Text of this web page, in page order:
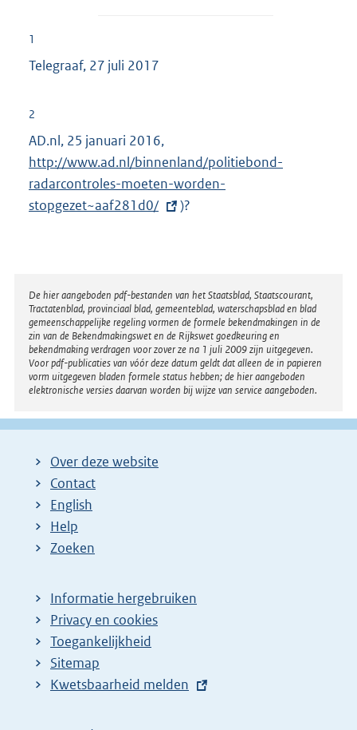
1
Telegraaf, 27 juli 2017
2
AD.nl, 25 januari 2016,
x
t
e
l
i
n
k
:
http://www.ad.nl/binnenland/politiebond-
radarcontroles-moeten-worden-
stopgezet~aaf281d0/
)?
Disclaimer
De hier aangeboden pdf-bestanden van het Staatsblad, Staatscourant,
Tractatenblad, provinciaal blad, gemeenteblad, waterschapsblad en blad
gemeenschappelijke regeling vormen de formele bekendmakingen in de
zin van de Bekendmakingswet en de Rijkswet goedkeuring en
bekendmaking verdragen voor zover ze na 1 juli 2009 zijn uitgegeven.
Voor pdf-publicaties van vóór deze datum geldt dat alleen de in papieren
vorm uitgegeven bladen formele status hebben; de hier aangeboden
elektronische versies daarvan worden bij wijze van service aangeboden.
Over deze website
Contact
English
Help
Zoeken
Informatie hergebruiken
Privacy en cookies
Toegankelijkheid
Sitemap
E
Kwetsbaarheid melden